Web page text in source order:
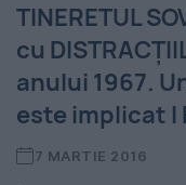
TINERETUL
cu
anului 1967.
este implicat l
7 MARTIE 2016